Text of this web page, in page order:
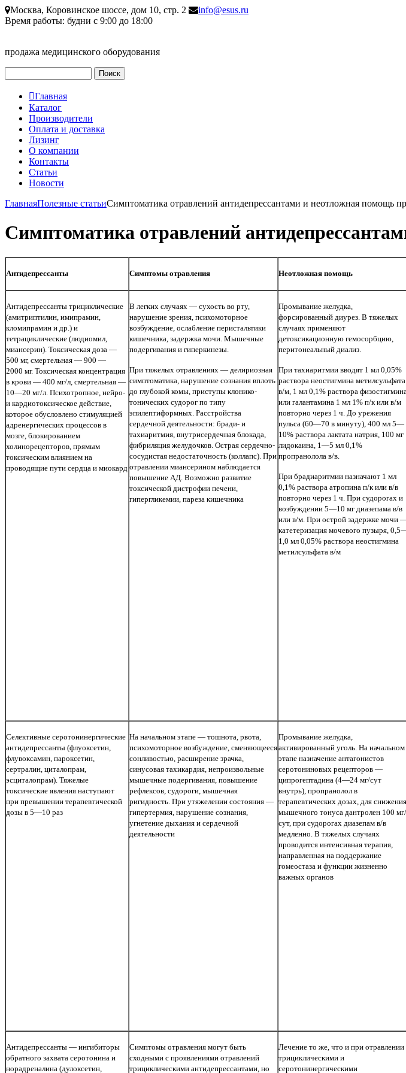
Перейти к основному содержанию
Москва, Коровинское шоссе, дом 10, стр. 2
info@esus.ru
Время работы: будни с 9:00 до 18:00
продажа медицинского оборудования
Главное меню
Главная
Каталог
Производители
Оплата и доставка
Лизинг
О компании
Контакты
Статьи
Новости
ГлавнаяПолезные статьиСимптоматика отравлений антидепрессантами и неотложная помощь
Симптоматика отравлений
Антидепрессанты Симптомы отравления Неотложная помощь
Антидепрессанты трициклические
(амитриптилин, имипрамин,
кломипрамин и др.) и
тетрациклические (людиомил,
миансерин). Токсическая доза —
500 мг, смертельная — 900 —
2000 мг. Токсическая концентрация
в крови — 400 мг/л, смертельная —
10—20 мг/л. Психотропное, нейро-
и кардиотоксическое действие,
которое обусловлено стимуляцией
адренергических процессов в
мозге, блокированием
холинорецепторов, прямым
токсическим влиянием на
проводящие пути сердца и миокард
В легких случаях — сухость во рту,
нарушение зрения, психомоторное
возбуждение, ослабление перистальтики
кишечника, задержка мочи. Мышечные
подергивания и гиперкинезы.
При тяжелых отравлениях — делириозная
симптоматика, нарушение сознания вплоть
до глубокой комы, приступы клонико-
тонических судорог по типу
эпилептиформных. Расстройства
сердечной деятельности: бради- и
тахиаритмия, внутрисердечная блокада,
фибриляция желудочков. Острая сердечно-
сосудистая недостаточность (коллапс). При
отравлении миансерином наблюдается
повышение АД. Возможно развитие
токсической дистрофии печени,
гипергликемии, пареза кишечника
Промывание желудка,
форсированный диурез. В тяжелых
случаях применяют
детоксикационную гемосорбцию,
перитонеальный диализ.
При тахиаритмии вводят 1 мл 0,05%
раствора неостигмина метилсульфата
в/м, 1 мл 0,1% раствора физостигмина
или галантамина 1 мл 1% п/к или в/м
повторно через 1 ч. До урежения
пульса (60—70 в минуту), 400 мл 5—
10% раствора лактата натрия, 100 мг
лидокаина, 1—5 мл 0,1%
пропранолола в/в.
При брадиаритмии назначают 1 мл
0,1% раствора атропина п/к или в/в
повторно через 1 ч. При судорогах и
возбуждении 5—10 мг диазепама в/в
или в/м. При острой задержке мочи
катетеризация мочевого пузыря,
1,0 мл 0,05% раствора неостигмина
метилсульфата в/м
Селективные серотонинергические
антидепрессанты (флуоксетин,
флувоксамин, пароксетин,
сертралин, циталопрам,
эсциталопрам). Тяжелые
токсические явления наступают
при превышении терапевтической
дозы в 5—10 раз
На начальном этапе — тошнота, рвота,
психомоторное возбуждение, сменяющееся
сонливостью, расширение зрачка,
синусовая тахикардия, непроизвольные
мышечные подергивания, повышение
рефлексов, судороги, мышечная
ригидность. При утяжелении состояния —
гипертермия, нарушение сознания,
угнетение дыхания и сердечной
деятельности
Промывание желудка,
активированный уголь. На начальном
этапе назначение антагонистов
серотониновых рецепторов —
ципрогептадина (4—24 мг/сут
внутрь), пропранолол в
терапевтических дозах, для снижения
мышечного тонуса дантролен 100 мг/
сут, при судорогах диазепам в/в
медленно. В тяжелых случаях
проводится интенсивная терапия,
направленная на поддержание
гомеостаза и функции жизненно
важных органов
Антидепрессанты — ингибиторы
обратного захвата серотонина и
норадреналина (дулоксетин,
Симптомы отравления могут быть
сходными с проявлениями отравлений
трициклическими антидепрессантами, но
Лечение то же, что и при отравлении
трициклическими и
серотонинергическими